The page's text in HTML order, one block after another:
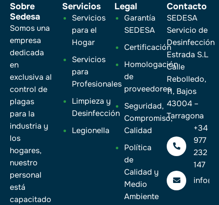
Sobre
Sedesa
Somos una
empresa
dedicada
en
exclusiva al
control de
plagas
para la
industria y
los
hogares,
nuestro
personal
está
capacitado
Servicios
Servicios
para el
Hogar
Servicios
para
Profesionales
Limpieza y
Desinfección
Legionella
Legal
Garantía
SEDESA
Certificación
Homologación
de
proveedores
Seguridad,
Compromiso,
Calidad
Política
de
Calidad y
Medio
Ambiente
Contacto
SEDESA
Servicio de
Desinfección
Estrada S.L
Calle
Rebolledo,
11, Bajos
43004 –
Tarragona
+34
977
232
147